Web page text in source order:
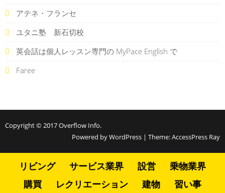
アテネ・フランセ
ユタニ塾 新石切校
英会話は個人レッスン専門の MyPace English で
Faree
Copyright © 2017Overflow Info.
Powered by WordPress | Theme:AccessPress Ray
リビング サービス業界 設営
乗物業界
購買
レクリエーション 建物 習い事